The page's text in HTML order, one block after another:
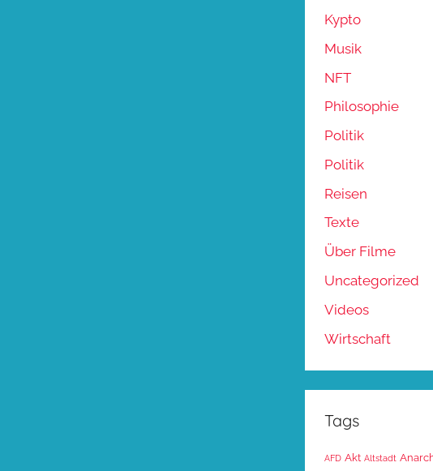
Kypto
Musik
NFT
Philosophie
Politik
Politik
Reisen
Texte
Über Filme
Uncategorized
Videos
Wirtschaft
Tags
AFD Akt Altstadt